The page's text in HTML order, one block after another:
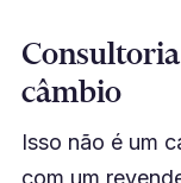
câmbio
Isso não é um
com um